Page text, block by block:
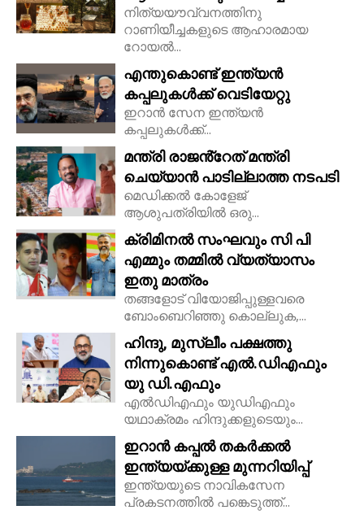
നിത്യയൗവ്വനത്തിനു
റാണിയീച്ചകളുടെ ആഹാരമായ
റോയല്‍...
എന്തുകൊണ്ട് ഇന്ത്യൻ
കപ്പലുകൾക്ക് വെടിയേറ്റു
ഇറാൻ സേന ഇന്ത്യൻ
കപ്പലുകൾക്ക്...
മന്ത്രി രാജൻ്റേത് മന്ത്രി
ചെയ്യാൻ പാടില്ലാത്ത നടപടി
മെഡിക്കൽ കോളേജ്
ആശുപത്രിയിൽ ഒരു...
ക്രിമിനൽ സംഘവും സി പി
എമ്മും തമ്മിൽ വ്യത്യാസം
ഇതു മാത്രം
തങ്ങളോട് വിയോജിപ്പുള്ളവരെ
ബോംബെറിഞ്ഞു കൊല്ലുക,...
ഹിന്ദു, മുസ്ലീം പക്ഷത്തു
നിന്നുകൊണ്ട് എൽ.ഡിഎഫും
യു ഡി.എഫും
എൽഡിഎഫും യുഡിഎഫും
യഥാക്രമം ഹിന്ദുക്കളുടെയും...
ഇറാൻ കപ്പൽ തകർക്കൽ
ഇന്ത്യയ്ക്കുള്ള മുന്നറിയിപ്പ്
ഇന്ത്യയുടെ നാവികസേന
പ്രകടനത്തിൽ പങ്കെടുത്ത്...